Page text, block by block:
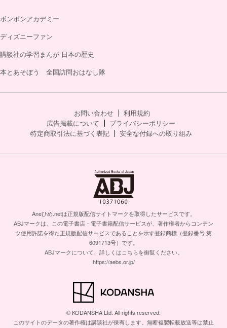
ボンボンアカデミー
ディズニーファン
講談社の学習まんが 日本の歴史
本とあそぼう 全国訪問おはなし隊
お問い合わせ
利用規約
広告掲載について
プライバシーポリシー
特定商取引法に基づく表記
安全な付録への取り組み
Aneひめ.netは正規版配信サイトマークを取得したサービスです。
ABJマークは、この電子書店・電子書籍配信サービスが、著作権者からコンテン
ツ使用許諾を得た正規版配信サービスであることを示す登録商標（登録番号 第
6091713号）です。
ABJマークについて、詳しくはこちらを御覧ください。
https://aebs.or.jp/
© KODANSHA Ltd. All rights reserved.
このサイトのデータの著作権は講談社が保有します。無断複製転載放送等は禁止